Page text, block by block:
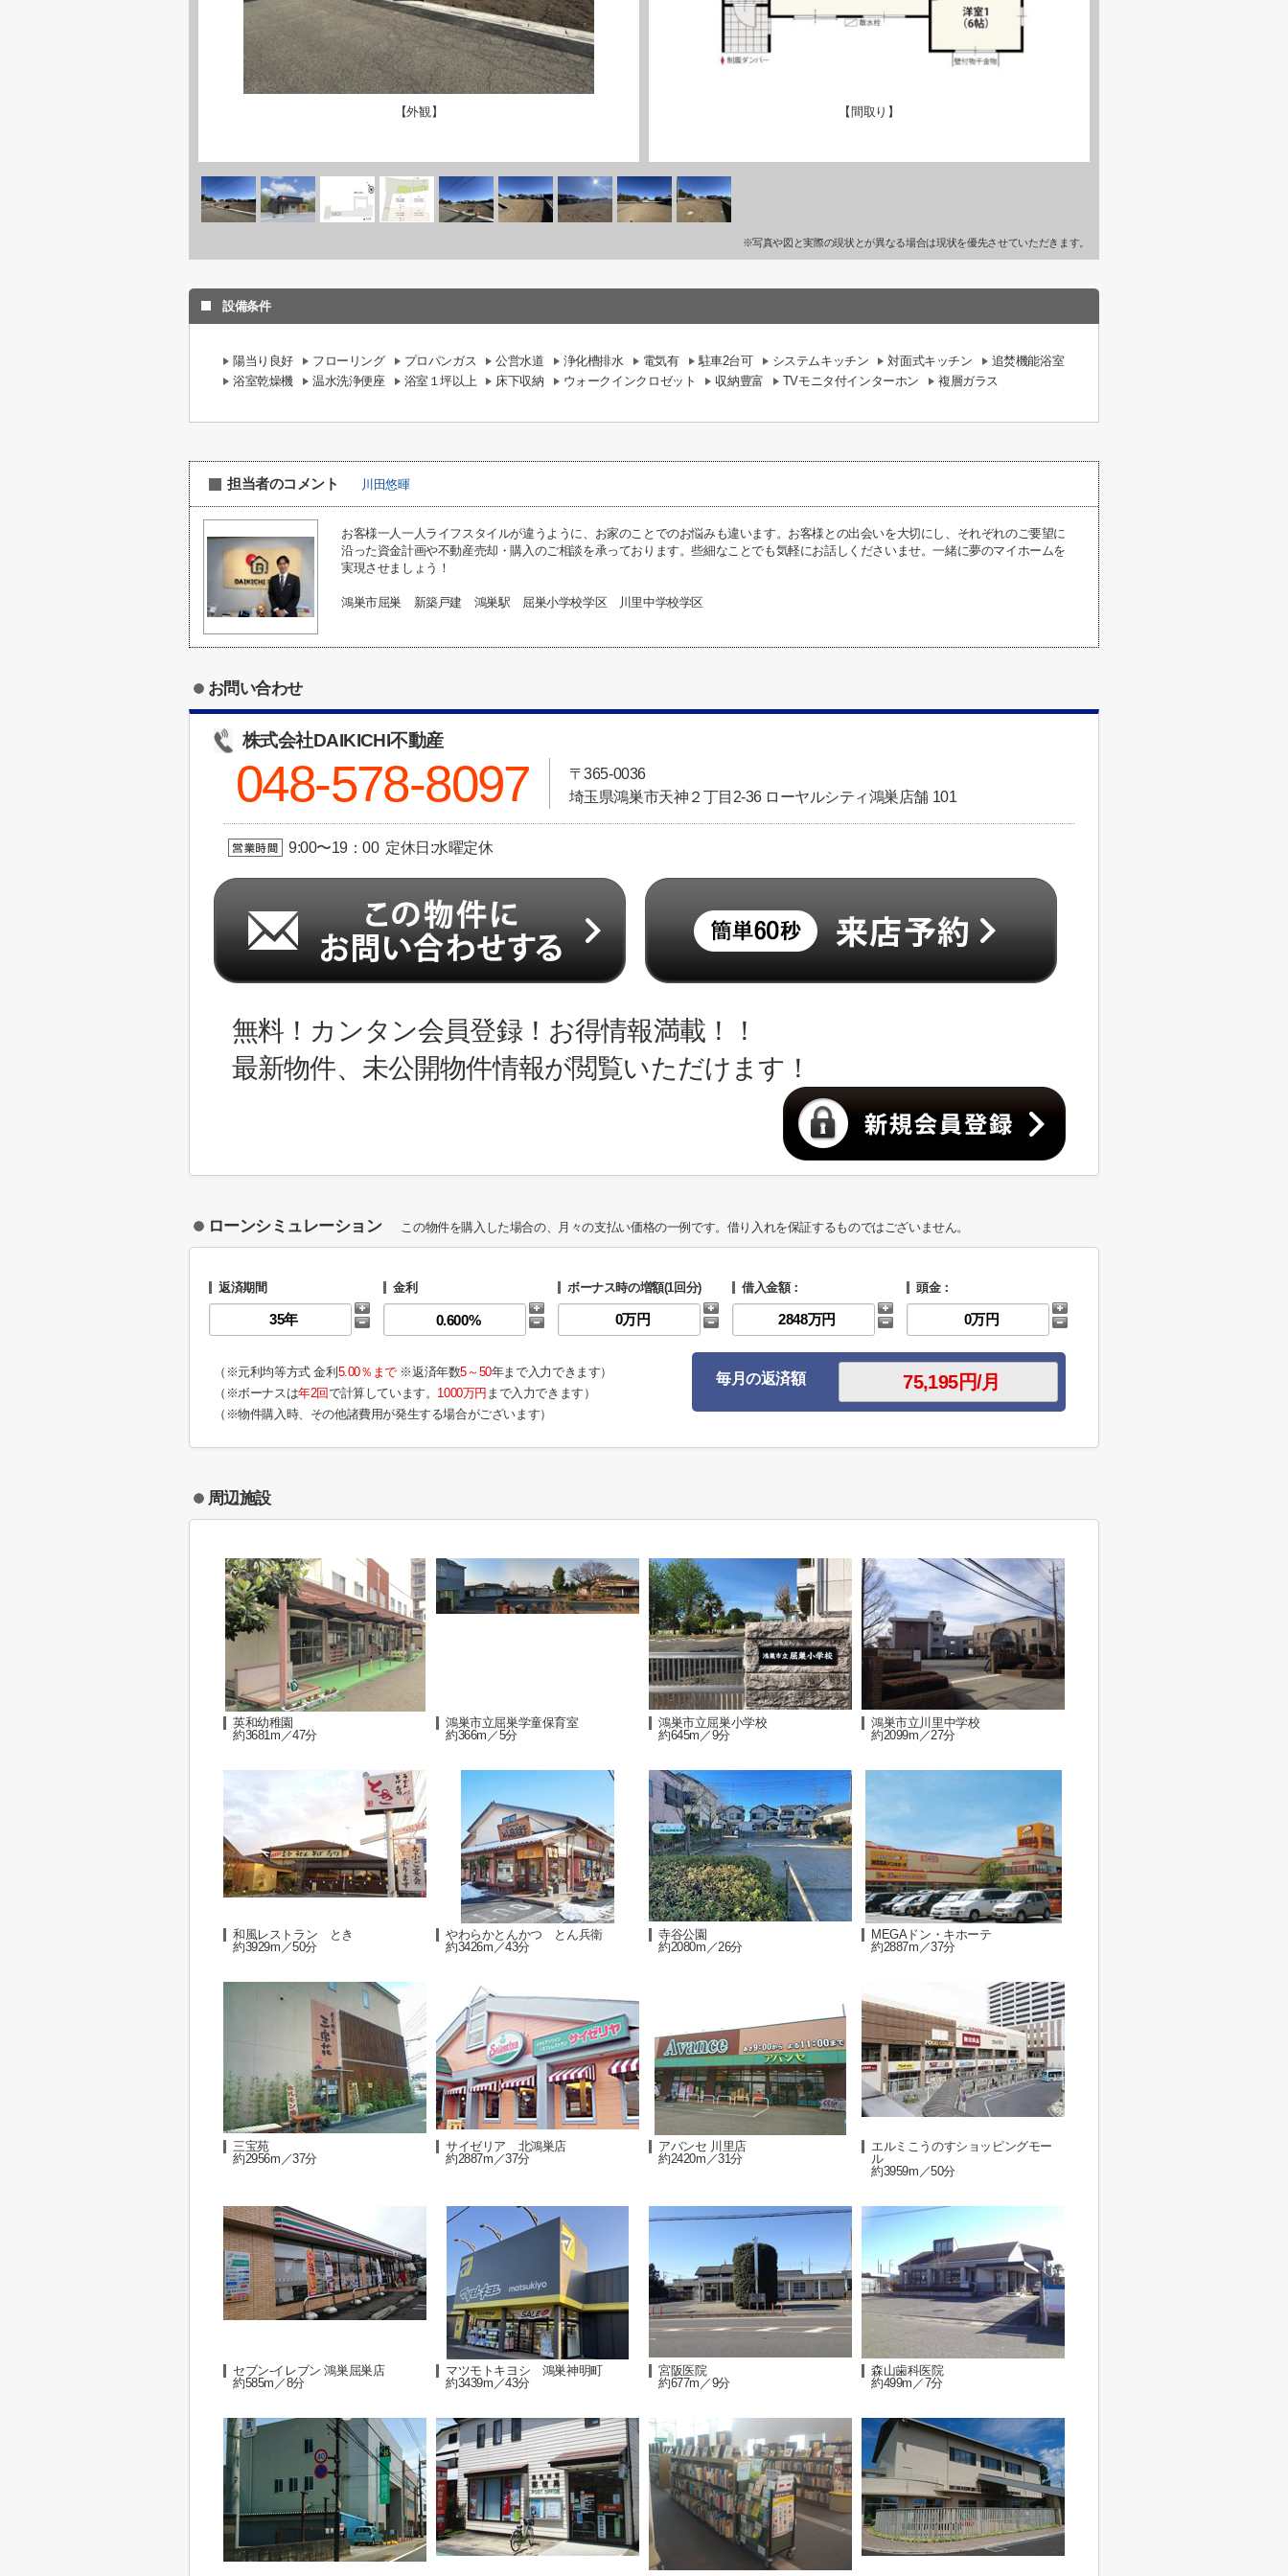
【外観】 【間取り】
※写真や図と実際の現状とが異なる場合は現状を優先させていただきます。
設備条件
陽当り良好 フローリング プロパンガス 公営水道 浄化槽排水 電気有 駐車2台可 システムキッチン 対面式キッチン
追焚機能浴室
浴室乾燥機
温水洗浄便座 浴室１坪以上 床下収納 ウォークインクロゼット 収納豊富 TVモニタ付インターホン 複層ガラス
担当者のコメント 川田悠暉
お客様一人一人ライフスタイルが違うように、お家のことでのお悩みも違います。お客様との出会いを大切にし、それぞれのご要望に
沿った資金計画や不動産売却・購入のご相談を承っております。些細なことでも気軽にお話しくださいませ。一緒に夢のマイホームを
実現させましょう！
鴻巣市屈巣 新築戸建 鴻巣駅 屈巣小学校学区 川里中学校学区
お問い合わせ
株式会社DAIKICHI不動産
048-578-8097
〒365-0036
埼玉県鴻巣市天神２丁目2-36 ローヤルシティ鴻巣店舗 101
9:00〜19：00 定休日:水曜定休
無料！カンタン会員登録！お得情報満載！！
最新物件、未公開物件情報が閲覧いただけます！
ローンシミュレーション この物件を購入した場合の、月々の支払い価格の一例です。借り入れを保証するものではございません。
返済期間 金利 ボーナス時の増額(1回分) 借入金額： 頭金：
（※元利均等方式 金利 5.00％まで※返済年数5～50年まで入力できます）
（※ボーナスは年2回で計算しています。 1000万円 まで入力できます）
（※物件購入時、その他諸費用が発生する場合がございます）
毎月の返済額
周辺施設
英和幼稚園
約3681m／47分
鴻巣市立屈巣学童保育室
約366m／5分
鴻巣市立屈巣小学校
約645m／9分
鴻巣市立川里中学校
約2099m／27分
和風レストラン とき
約3929m／50分
やわらかとんかつ とん兵衛
約3426m／43分
寺谷公園
約2080m／26分
MEGAドン・キホーテ
約2887m／37分
三宝苑
約2956m／37分
サイゼリア 北鴻巣店
約2887m／37分
アバンセ 川里店
約2420m／31分
エルミこうのすショッピングモー
ル
約3959m／50分
セブン-イレブン 鴻巣屈巣店
約585m／8分
マツモトキヨシ 鴻巣神明町
約3439m／43分
宮阪医院
約677m／9分
森山歯科医院
約499m／7分